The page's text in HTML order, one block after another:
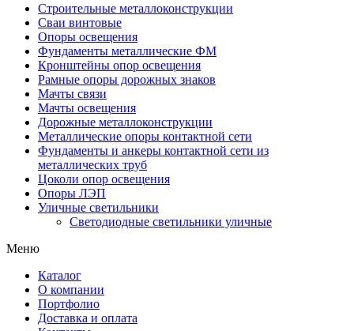
Строительные металлоконструкции
Сваи винтовые
Опоры освещения
Фундаменты металлические ФМ
Кронштейны опор освещения
Рамные опоры дорожных знаков
Мачты связи
Мачты освещения
Дорожные металлоконструкции
Металлические опоры контактной сети
Фундаменты и анкеры контактной сети из
металлических труб
Цоколи опор освещения
Опоры ЛЭП
Уличные светильники
Светодиодные светильники уличные
Меню
Каталог
О компании
Портфолио
Доставка и оплата